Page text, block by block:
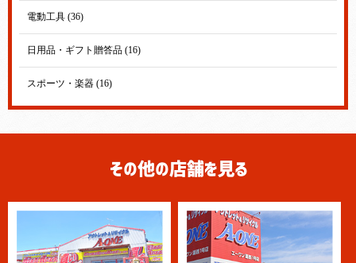
電動工具 (36)
日用品・ギフト贈答品 (16)
スポーツ・楽器 (16)